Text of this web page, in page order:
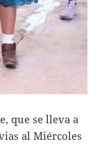
que se lleva a
al Miércoles